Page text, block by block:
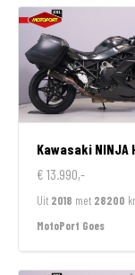
Kawasaki NINJA
€ 13.990,-
Uit 2018 met 28200
MotoPort Goes